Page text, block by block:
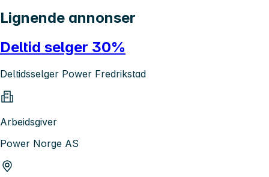
Lignende annonser
Deltid selger 30%
Deltidsselger Power Fredrikstad
Arbeidsgiver
Power Norge AS